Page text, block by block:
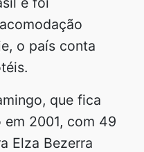
o país conta
que fica
2001, com 49
Elza Bezerra